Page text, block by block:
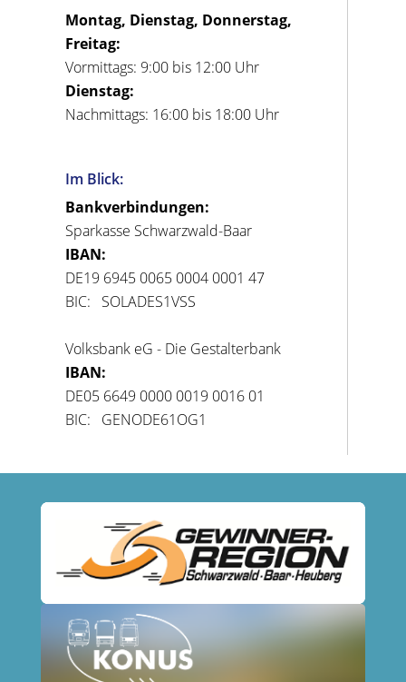
Montag, Dienstag, Donnerstag,
Freitag:
Vormittags: 9:00 bis 12:00 Uhr
Dienstag:
Nachmittags: 16:00 bis 18:00 Uhr
Im Blick:
Bankverbindungen:
Sparkasse Schwarzwald-Baar
IBAN:
DE19 6945 0065 0004 0001 47
BIC: SOLADES1VSS
Volksbank eG - Die Gestalterbank
IBAN:
DE05 6649 0000 0019 0016 01
BIC: GENODE61OG1